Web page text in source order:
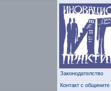
Законодателство
Контакт с общините